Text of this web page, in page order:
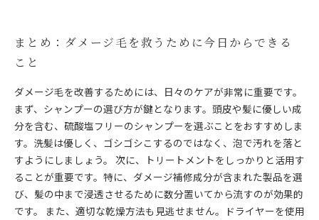
まとめ：ダメージ毛を救うために今日からできる
こと
ダメージ毛を改善するためには、日々のケアが非常に重要です。
まず、シャンプーの選び方が鍵となります。頭皮や髪に優しい成
分を含む、硫酸塩フリーのシャンプーを選ぶことをおすすめしま
す。洗髪は優しく、ゴシゴシこするのではなく、泡で汚れを落と
すようにしましょう。 次に、トリートメントをしっかりと活用す
ることが重要です。特に、ダメージ補修成分が含まれた製品を選
び、髪の中まで浸透させるために数分置いてから流すのが効果的
です。 また、適切な乾燥方法も見逃せません。ドライヤーを使用